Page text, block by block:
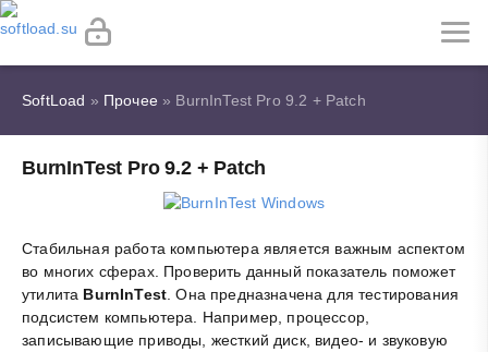
SoftLoad » Прочее » BurnInTest Pro 9.2 + Patch
BurnInTest Pro 9.2 + Patch
Стабильная работа компьютера является важным аспектом
во многих сферах. Проверить данный показатель поможет
утилита BurnInTest . Она предназначена для тестирования
подсистем компьютера. Например, процессор,
записывающие приводы, жесткий диск, видео- и звуковую